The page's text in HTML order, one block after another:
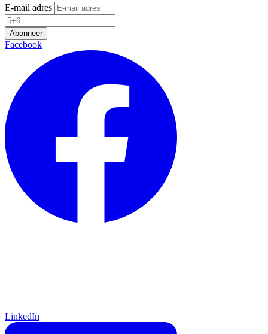
E-mail adres
Abonneer
Facebook
LinkedIn